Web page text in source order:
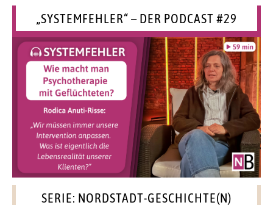
„SYSTEMFEHLER“ – DER PODCAST #29
SERIE: NORDSTADT-GESCHICHTE(N)